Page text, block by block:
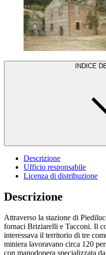
INDICE
Descrizione
Ufficio responsabile
Licenza di distribuzione
Descrizione
Attraverso la stazione di
fornaci Briziarelli e Tacconi. Il
interessava il territorio di tre
miniera lavoravano circa 120
con manodopera specializzata